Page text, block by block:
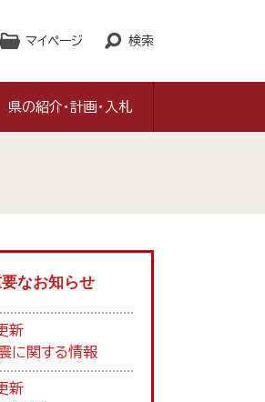
マイページ 検索
県の紹介・計画・入札
なお知らせ
新
に関する情報
新